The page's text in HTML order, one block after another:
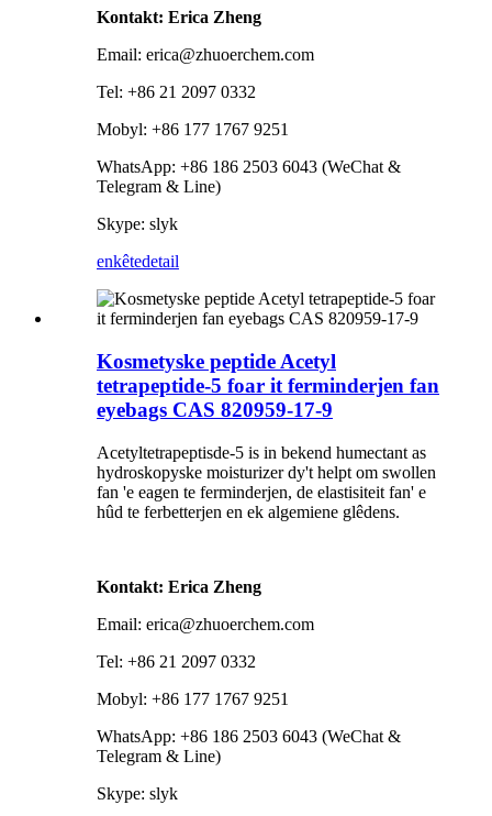
Kontakt: Erica Zheng
Email: erica@zhuoerchem.com
Tel: +86 21 2097 0332
Mobyl: +86 177 1767 9251
WhatsApp: +86 186 2503 6043 (WeChat &
Telegram & Line)
Skype: slyk
enkêtedetail
Kosmetyske peptide Acetyl
tetrapeptide-5 foar it ferminderjen fan
eyebags CAS 820959-17-9
Acetyltetrapeptisde-5 is in bekend humectant as
hydroskopyske moisturizer dy't helpt om swollen
fan 'e eagen te ferminderjen, de elastisiteit fan' e
hûd te ferbetterjen en ek algemiene glêdens.
Kontakt: Erica Zheng
Email: erica@zhuoerchem.com
Tel: +86 21 2097 0332
Mobyl: +86 177 1767 9251
WhatsApp: +86 186 2503 6043 (WeChat &
Telegram & Line)
Skype: slyk